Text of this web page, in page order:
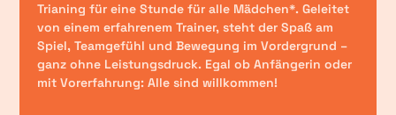
Trianing für eine Stunde für alle Mädchen*. Geleitet
von einem erfahrenem Trainer, steht der Spaß am
Spiel, Teamgefühl und Bewegung im Vordergrund –
ganz ohne Leistungsdruck. Egal ob Anfängerin oder
mit Vorerfahrung: Alle sind willkommen!